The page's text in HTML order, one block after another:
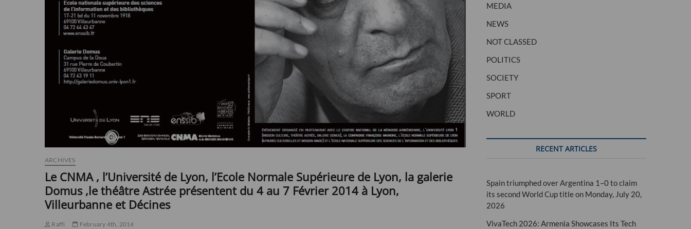
ARCHIVES
Le CNMA , l’Université de Lyon, l’Ecole Normale Supérieure de Lyon, la galerie
Domus ,le théâtre Astrée présentent du 4 au 7 Février 2014 à Lyon,
Villeurbanne et Décines
Raffi
February 4th, 2014
MEDIA
NEWS
NOT CLASSED
POLITICS
SOCIETY
SPORT
WORLD
RECENT ARTICLES
Spain triumphed over Argentina 1–0 to claim
its second World Cup title on Monday, July 20,
2026
VivaTech 2026: Armenia Showcases Its Tech